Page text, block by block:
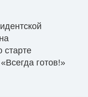
старте
готов!»